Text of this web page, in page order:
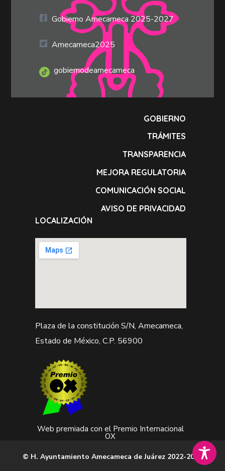
Gobierno Amecameca 2025-2027
Amecameca2025
gobiernodeamecameca
GOBIERNO
TRÁMITES
TRANSPARENCIA
MEJORA REGULATORIA
COMUNICACIÓN SOCIAL
AVISO DE PRIVACIDAD
LOCALIZACIÓN
Plaza de la constitución S/N, Amecameca,
Estado de México, C.P. 56900
Web premiada con el Premio Internacional
OX
© H. Ayuntamiento Amecameca de Juárez 2022-2024